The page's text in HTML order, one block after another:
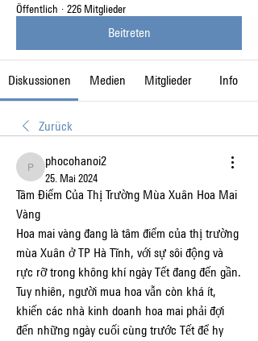
Öffentlich · 226 Mitglieder
Beitreten
Diskussionen Medien Mitglieder Info
Zurück
phocohanoi2
phocohanoi2
25. Mai 2024
Tâm Điểm Của Thị Trường Mùa Xuân Hoa Mai
Vàng
Hoa mai vàng đang là tâm điểm của thị trường
mùa Xuân ở TP Hà Tĩnh, với sự sôi động và
rực rỡ trong không khí ngày Tết đang đến gần.
Tuy nhiên, người mua hoa vẫn còn khá ít,
khiến các nhà kinh doanh hoa mai phải đợi
đến những ngày cuối cùng trước Tết để hy